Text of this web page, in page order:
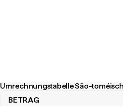
Umrechnungstabelle São-
BETRAG